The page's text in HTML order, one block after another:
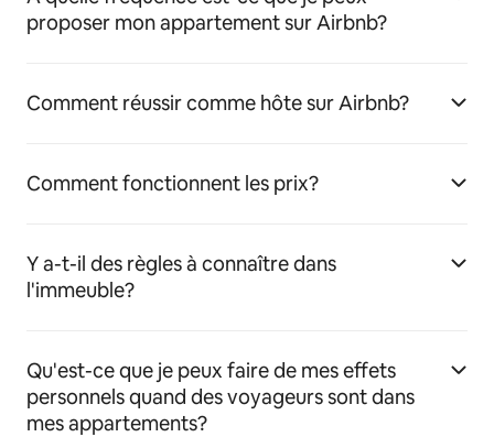
proposer mon appartement sur Airbnb?
Comment réussir comme hôte sur Airbnb?
Comment fonctionnent les prix?
Y a-t-il des règles à connaître dans
l'immeuble?
Qu'est-ce que je peux faire de mes effets
personnels quand des voyageurs sont dans
mes appartements?